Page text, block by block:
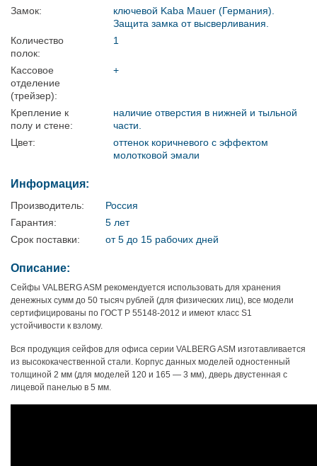
Замок:
ключевой Kaba Mauer (Германия).
Защита замка от высверливания.
Количество
полок:
1
Кассовое
отделение
(трейзер):
+
Крепление к
полу и стене:
наличие отверстия в нижней и тыльной
части.
Цвет:
оттенок коричневого с эффектом
молотковой эмали
Информация:
Производитель:
Россия
Гарантия:
5 лет
Срок поставки:
от 5 до 15 рабочих дней
Описание:
Сейфы VALBERG ASM рекомендуется использовать для хранения
денежных сумм до 50 тысяч рублей (для физических лиц), все модели
сертифицированы по ГОСТ Р 55148-2012 и имеют класс S1
устойчивости к взлому.
Вся продукция сейфов для офиса серии VALBERG ASM изготавливается
из высококачественной стали. Корпус данных моделей одностенный
толщиной 2 мм (для моделей 120 и 165 — 3 мм), дверь двустенная с
лицевой панелью в 5 мм.